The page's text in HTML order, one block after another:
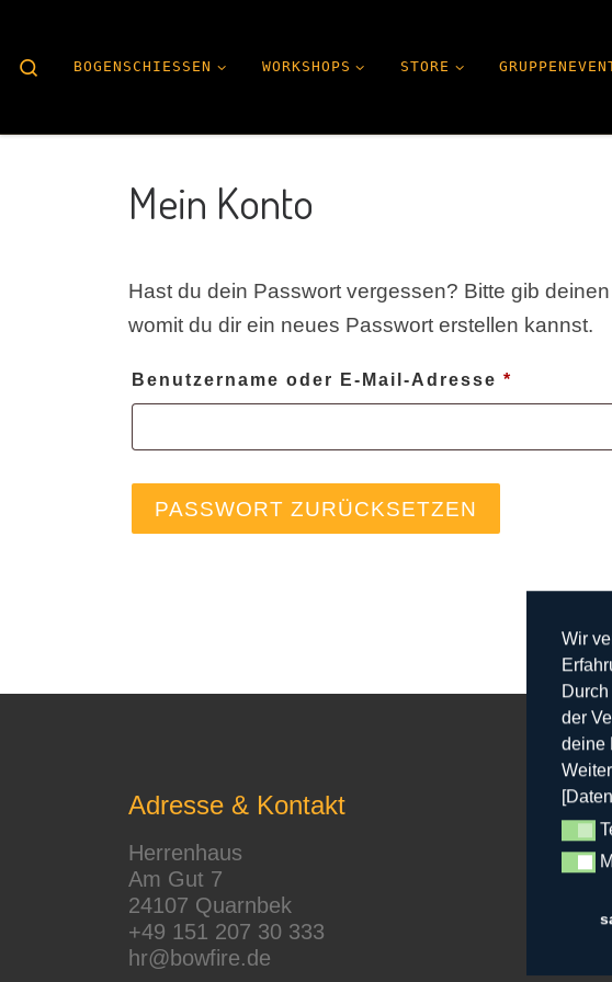
BOGENSCHIESSEN WORKSHOPS STORE
Search
Mein Konto
Hast du dein Passwort vergessen? Bitte gib
womit du dir ein neues Passwort erstellen kannst.
Benutzername oder E-Mail-Adresse *
PASSWORT ZURÜCKSETZEN
Adresse & Kontakt
Herrenhaus
Am Gut 7
24107 Quarnbek
+49 151 207 30 333
hr@bowfire.de
Wir
der
deine